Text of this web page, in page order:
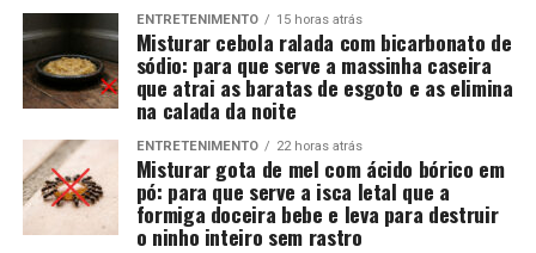
ENTRETENIMENTO 15 horas atrás
Misturar cebola ralada com bicarbonato de
sódio: para que serve a massinha caseira
que atrai as baratas de esgoto e as elimina
na calada da noite
ENTRETENIMENTO 22 horas atrás
Misturar gota de mel com ácido bórico em
pó: para que serve a isca letal que a
formiga doceira bebe e leva para destruir
o ninho inteiro sem rastro